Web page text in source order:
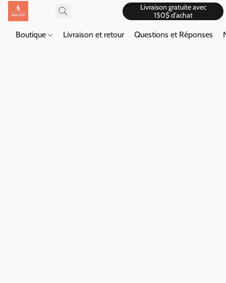
Livraison gratuite avec
150$ d'achat
Boutique Livraison et retour Questions et Réponses